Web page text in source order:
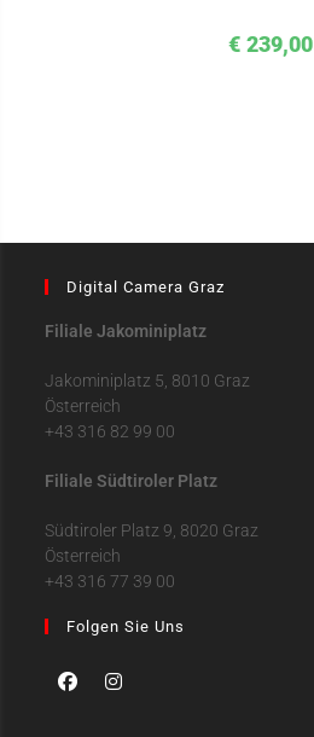
€ 239,00
Digital Camera Graz
Filiale Jakominiplatz
Jakominiplatz 5, 8010 Graz
Österreich
+43 316 82 99 00
Filiale Südtiroler Platz
Südtiroler Platz 9, 8020 Graz
Österreich
+43 316 77 39 00
Folgen Sie Uns